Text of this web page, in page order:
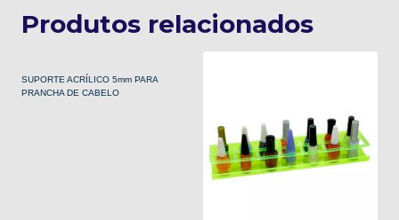
Produtos relacionados
SUPORTE ACRÍLICO 5mm PARA
PRANCHA DE CABELO